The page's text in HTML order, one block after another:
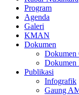
Program
Agenda
Galeri
KMAN
Dokumen
Dokumen
Dokumen
Publikasi
Infografik
Gaung